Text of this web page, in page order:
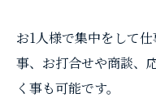
お1人様で集中をして
事、お打合せや商談、
く事も可能です。